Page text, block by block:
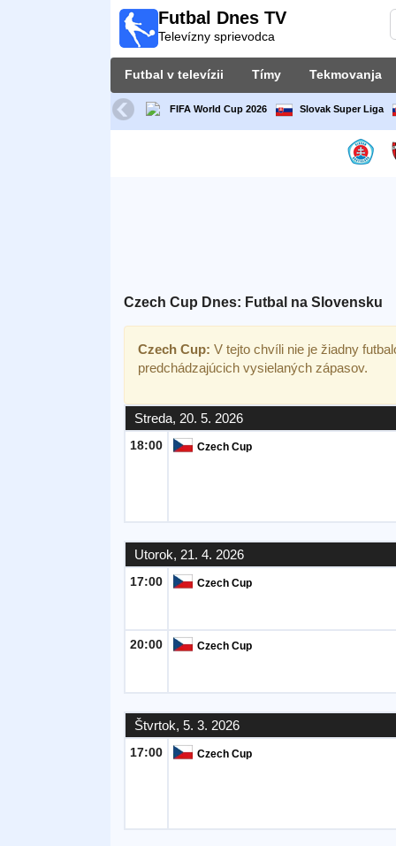
Futbal Dnes TV
Televízny sprievodca
Futbal v televízii Tímy Tekmovanja
FIFA World Cup 2026 Slovak Super Liga
Czech Cup Dnes: Futbal na Slovensku
Czech Cup: V tejto chvíli nie je žiadny
predchádzajúcich vysielaných zápasov.
Streda, 20. 5. 2026
18:00 Czech Cup
Utorok, 21. 4. 2026
17:00 Czech Cup
20:00 Czech Cup
Štvrtok, 5. 3. 2026
17:00 Czech Cup